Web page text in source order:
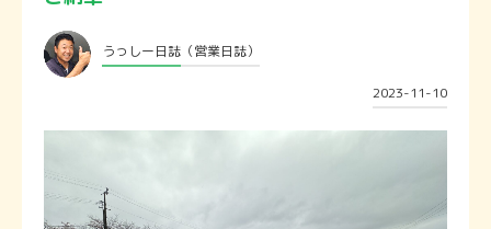
うっしー日誌 （営業日誌）
2023-11-10